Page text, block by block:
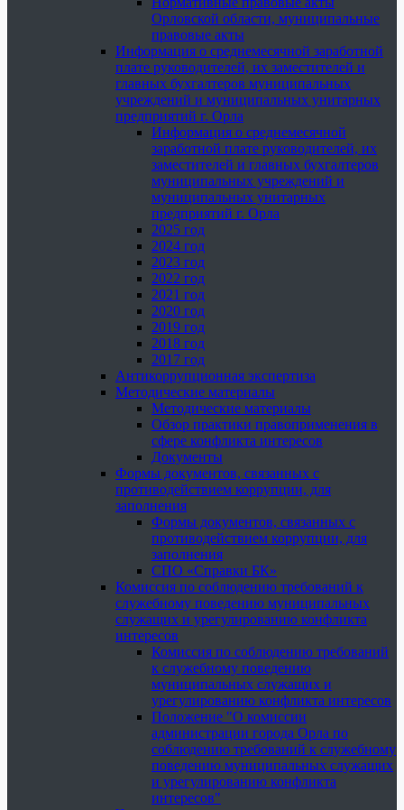
Орловской области, муниципальные
правовые акты
Информация о среднемесячной заработной
плате руководителей, их заместителей и
главных бухгалтеров муниципальных
учреждений и муниципальных унитарных
предприятий г. Орла
Информация о среднемесячной
заработной плате руководителей, их
заместителей и главных бухгалтеров
муниципальных учреждений и
муниципальных унитарных
предприятий г. Орла
2025 год
2024 год
2023 год
2022 год
2021 год
2020 год
2019 год
2018 год
2017 год
Антикоррупционная экспертиза
Методические материалы
Методические материалы
Обзор практики правоприменения в
сфере конфликта интересов
Документы
Формы документов, связанных с
противодействием коррупции, для
заполнения
Формы документов, связанных с
противодействием коррупции, для
заполнения
СПО «Справки БК»
Комиссия по соблюдению требований к
служебному поведению муниципальных
служащих и урегулированию конфликта
интересов
Комиссия по соблюдению требований
к служебному поведению
муниципальных служащих и
урегулированию конфликта интересов
Положение "О комиссии
администрации города Орла по
соблюдению требований к служебному
поведению муниципальных служащих
и урегулированию конфликта
интересов"